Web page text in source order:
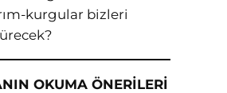
kurgular bizleri
OKUMA ÖNERİLERİ